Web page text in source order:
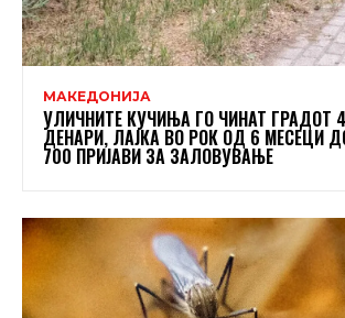
МАКЕДОНИЈА
УЛИЧНИТЕ КУЧИЊА ГО ЧИНАТ ГРАДОТ
ДЕНАРИ, ЛАЈКА ВО РОК ОД 6 МЕСЕЦИ
700 ПРИЈАВИ ЗА ЗАЛОВУВАЊЕ